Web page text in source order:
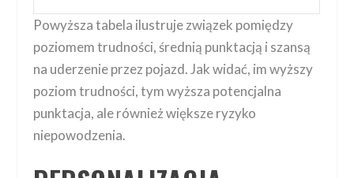
Powyższa tabela ilustruje związek pomiędzy
poziomem trudności, średnią punktacją i szansą
na uderzenie przez pojazd. Jak widać, im wyższy
poziom trudności, tym wyższa potencjalna
punktacja, ale również większe ryzyko
niepowodzenia.